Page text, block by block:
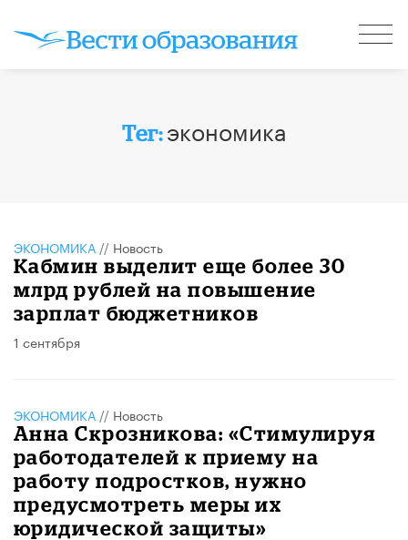
Тег:экономика
ЭКОНОМИКА // Новость
Кабмин выделит еще более 30
млрд рублей на повышение
зарплат бюджетников
1 сентября
ЭКОНОМИКА // Новость
Анна Скрозникова: «Стимулируя
работодателей к приему на
работу подростков, нужно
предусмотреть меры их
юридической защиты»